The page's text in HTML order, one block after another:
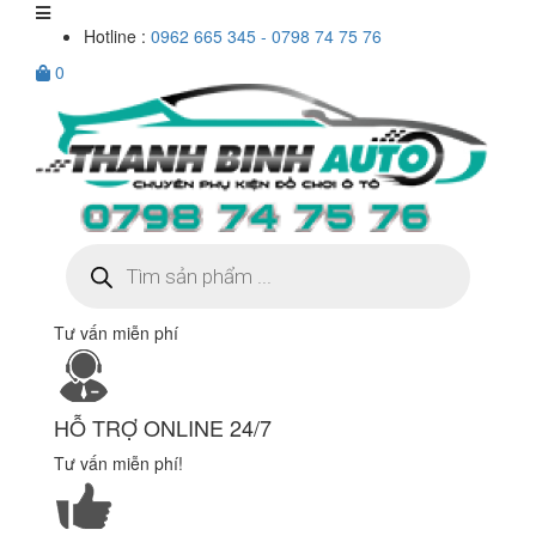
Hotline : 0962 665 345 - 0798 74 75 76
0
kiếm
sản
Tư vấn miễn phí
HỖ TRỢ ONLINE 24/7
Tư vấn miễn phí!